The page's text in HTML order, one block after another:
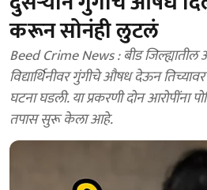
करून सोनंही लुटलं
Beed Crime News : बीड जिल्ह्यातील
विद्यार्थिनीवर गुंगीचे औषध देऊन
घटना घडली. या प्रकरणी दोन
तपास सुरू केला आहे.